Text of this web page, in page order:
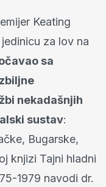
Keating
za lov na
sa
nekadašnjih
sustav:
Bugarske,
knjizi Tajni hladni
1979 navodi dr.